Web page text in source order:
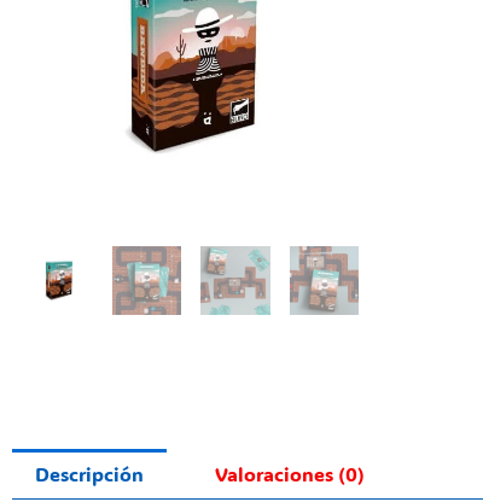
Descripción Valoraciones (0)